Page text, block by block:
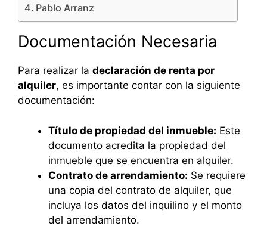
Pablo Arranz
Documentación Necesaria
Para realizar la declaración de renta por
alquiler, es importante contar con la siguiente
documentación:
Título de propiedad del inmueble: Este
documento acredita la propiedad del
inmueble que se encuentra en alquiler.
Contrato de arrendamiento: Se requiere
una copia del contrato de alquiler, que
incluya los datos del inquilino y el monto
del arrendamiento.